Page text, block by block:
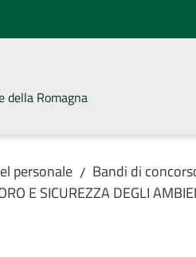
della Romagna
personale / Bandi di
E SICUREZZA DEGLI